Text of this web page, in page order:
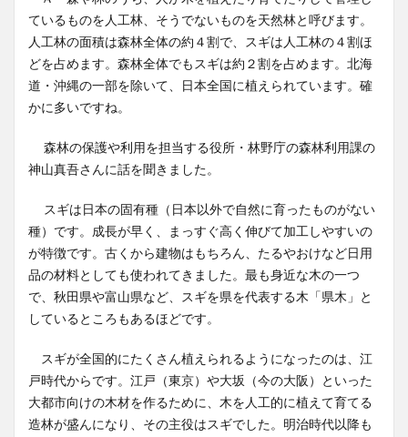
ているものを人工林、そうでないものを天然林と呼びます。
人工林の面積は森林全体の約４割で、スギは人工林の４割ほ
どを占めます。森林全体でもスギは約２割を占めます。北海
道・沖縄の一部を除いて、日本全国に植えられています。確
かに多いですね。
森林の保護や利用を担当する役所・林野庁の森林利用課の
神山真吾さんに話を聞きました。
スギは日本の固有種（日本以外で自然に育ったものがない
種）です。成長が早く、まっすぐ高く伸びて加工しやすいの
が特徴です。古くから建物はもちろん、たるやおけなど日用
品の材料としても使われてきました。最も身近な木の一つ
で、秋田県や富山県など、スギを県を代表する木「県木」と
しているところもあるほどです。
スギが全国的にたくさん植えられるようになったのは、江
戸時代からです。江戸（東京）や大坂（今の大阪）といった
大都市向けの木材を作るために、木を人工的に植えて育てる
造林が盛んになり、その主役はスギでした。明治時代以降も